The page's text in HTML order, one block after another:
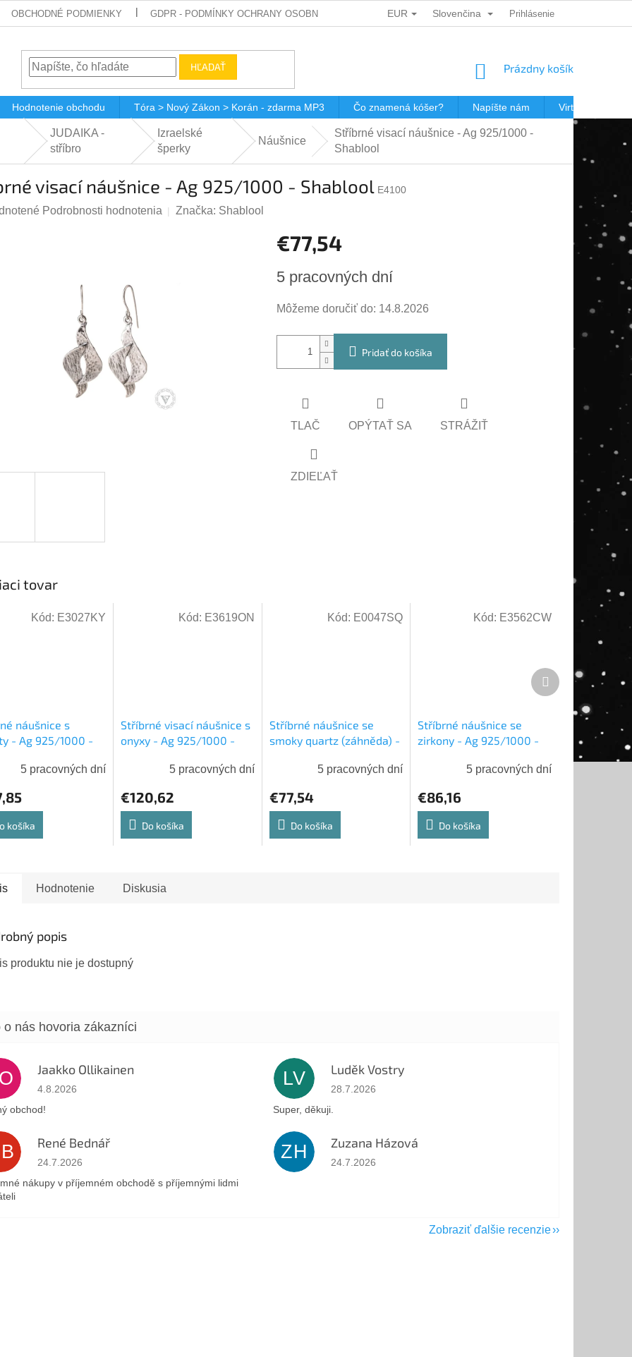
OBCHODNÉ PODMIENKY GDPR - PODMÍNKY OCHRANY OSOBNÍCH ÚDAJŮ DÁRKOVÉ KUPONY POŠTOVNÉ V JEWISHOP
EUR Slovenčina Prihlásenie
HĽADAŤ
NÁKUPNÝ
Prázdny košík
Hodnotenie obchodu Tóra > Nový Zákon > Korán - zdarma MP3 Čo znamená kóšer? Napíšte nám Virtuálna
JUDAIKA -
stříbro
Izraelské
šperky
Náušnice
Stříbrné visací náušnice - Ag 925/1000 -
Shablool
visací náušnice - Ag 925/1000 - Shablool E4100
Podrobnosti hodnotenia Značka: Shablool
€77,54
cena:
5 pracovných dní
Môžeme doručiť do: 14.8.2026
Pridať do košíka
TLAČ OPÝTAŤ SA STRÁŽIŤ
ZDIEĽAŤ
tovar
náušnice s
- Ag 925/1000 -
5 pracovných dní
košíka
Kód: E3027KY
Stříbrné visací náušnice s
onyxy - Ag 925/1000 -
5 pracovných dní
€120,62
Do košíka
Kód: E3619ON
Stříbrné náušnice se
smoky quartz (záhněda) -
5 pracovných dní
€77,54
Do košíka
Kód: E0047SQ
Stříbrné náušnice se
zirkony - Ag 925/1000 -
5 pracovných dní
€86,16
Do košíka
Kód: E3562CW
Ďalší
produkt
Hodnotenie Diskusia
popis
produktu nie je dostupný
Jaakko Ollikainen
Hodnotenie obchodu je 5 z 5 hviezdičiek.
4.8.2026
obchod!
LV Luděk Vostry
Hodnotenie obchodu je 5 z 5 hviezdičiek.
28.7.2026
Super, děkuji.
René Bednář
Hodnotenie obchodu je 5 z 5 hviezdičiek.
24.7.2026
nákupy v příjemném obchodě s příjemnými lidmi
ZH Zuzana Házová
Hodnotenie obchodu je 5 z 5 hviezdičiek.
24.7.2026
Zobraziť ďalšie recenzie